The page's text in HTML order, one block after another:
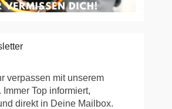
verpassen mit unserem
Immer Top informiert,
direkt in Deine Mailbox.